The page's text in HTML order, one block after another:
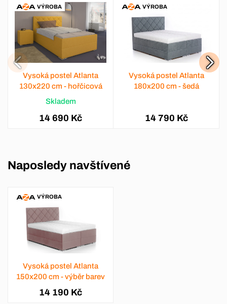
VÝROBA
Vysoká postel Atlanta
130x220 cm - hořčicová
Skladem
14 690 Kč
VÝROBA
Vysoká postel Atlanta
180x200 cm - šedá
14 790 Kč
Naposledy navštívené
VÝROBA
Vysoká postel Atlanta
150x200 cm - výběr barev
14 190 Kč